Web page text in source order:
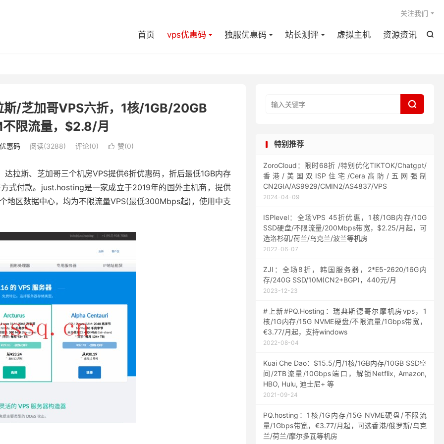

首页 vps优惠码 独服优惠码 站长测评 虚拟主机 资源资讯
关注我们
/芝加哥VPS六折，1核/1GB/20GB
限流量，$2.8/月
惠码 阅读(3288) 评论(0)  赞(0)
拉斯、芝加哥三个机房VPS提供6折优惠码，折后最低1GB内存
式付款。just.hosting是一家成立于2019年的国外主机商，提供
地区数据中心，均为不限流量VPS(最低300Mbps起)，使用中支

特别推荐
ZoroCloud：限时68折 /特别优化TIKTOK/Chatgpt/
香港/美国双ISP住宅/Cera高防/五网强制
CN2GIA/AS9929/CMIN2/AS4837/VPS
2024-04-09
ISPlevel：全场VPS 45折优惠，1核/1GB内存/10G
SSD硬盘/不限流量/200Mbps带宽，$2.25/月起，可
选洛杉矶/荷兰/乌克兰/波兰等机房
2022-06-07
ZJI：全场8折，韩国服务器，2*E5-2620/16G内
存/240G SSD/10M(CN2+BGP)，440元/月
2023-12-23
#上新#PQ.Hosting：瑞典斯德哥尔摩机房vps，1
核/1G内存/15G NVME硬盘/不限流量/1Gbps带宽，
€3.77/月起，支持windows
2022-08-04
Kuai Che Dao：$15.5/月/1核/1GB内存/10GB SSD空
间/2TB流量/10Gbps端口，解锁Netflix, Amazon,
HBO, Hulu, 迪士尼+ 等
2021-09-24
PQ.hosting：1核/1G内存/15G NVME硬盘/不限流
量/1Gbps带宽，€3.77/月起，可选香港/俄罗斯/乌克
兰/荷兰/摩尔多瓦等机房